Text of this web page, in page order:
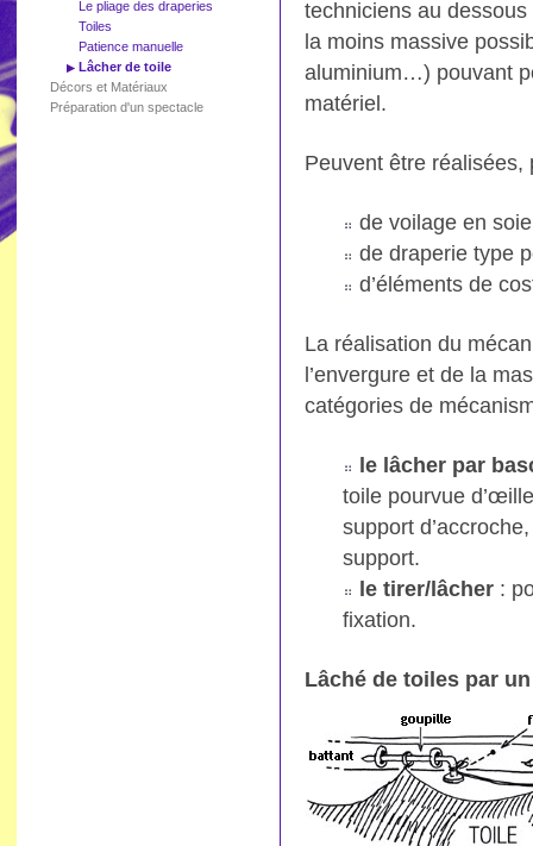
Le pliage des draperies
Toiles
Patience manuelle
Lâcher de toile
Décors et Matériaux
Préparation d'un spectacle
techniciens au dessous
la moins massive
aluminium…) pouvant
matériel.
Peuvent être
de voilage en
de draperie type
d’éléments de
La réalisation du
l’envergure et de la
catégories de
le lâcher par
toile pourvue
support
support.
le tirer/lâcher :
fixation.
Lâché de toiles par